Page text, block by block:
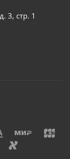
3, стр. 1